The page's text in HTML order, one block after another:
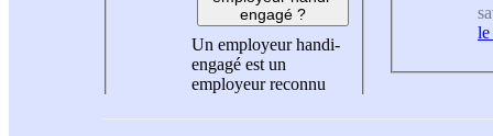
engagé ?
Un employeur handi-
engagé est un
employeur reconnu
le